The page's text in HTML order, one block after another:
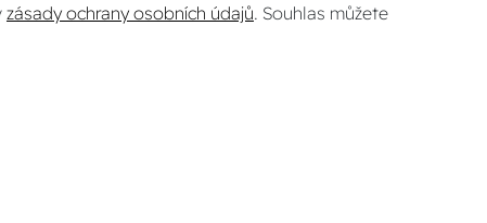
zásady ochrany osobních údajů. Souhlas můžete